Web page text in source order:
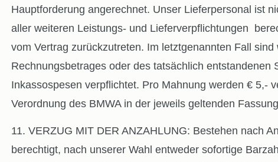
Hauptforderung angerechnet. Unser Lieferpersonal ist
aller weiteren Leistungs- und Lieferverpflichtungen
vom Vertrag zurückzutreten. Im letztgenannten Fall
Rechnungsbetrages oder des tatsächlich
Inkassospesen verpflichtet. Pro Mahnung werden € 5,-
Verordnung des BMWA in der jeweils geltenden
11. VERZUG MIT DER ANZAHLUNG: Bestehen nach
berechtigt, nach unserer Wahl entweder sofortige